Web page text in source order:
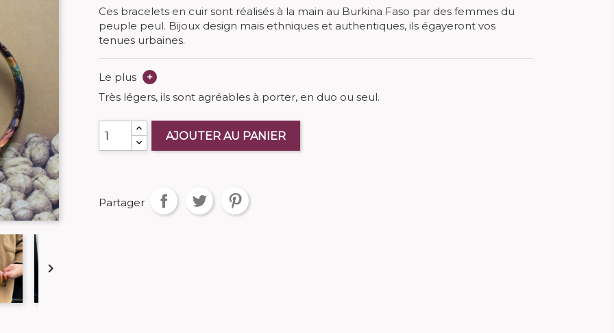

Ces bracelets en cuir sont réalisés à la main au Burkina Faso par des femmes du
peuple peul. Bijoux design mais ethniques et authentiques, ils égayeront vos
tenues urbaines.
Le plus
+
Très légers, ils sont agréables à porter, en duo ou seul.
AJOUTER AU PANIER
Partager